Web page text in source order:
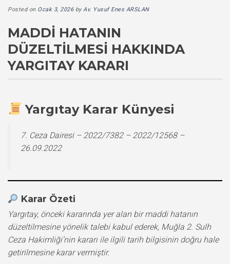
Posted on Ocak 3, 2026byAv. Yusuf Enes ARSLAN
MADDI HATANIN
DÜZELTILMESI HAKKINDA
YARGITAY KARARI
Yargıtay Karar Künyesi
7. Ceza Dairesi – 2022/7382 – 2022/12568 –
26.09.2022
Karar Özeti
Yargıtay, önceki kararında yer alan bir maddi hatanın
düzeltilmesine yönelik talebi kabul ederek, Muğla 2. Sulh
Ceza Hakimliği’nin kararı ile ilgili tarih bilgisinin doğru hale
getirilmesine karar vermiştir.